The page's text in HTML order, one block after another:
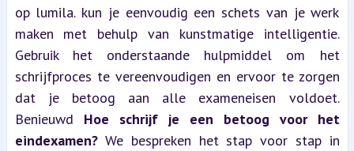
op lumila. kun je eenvoudig een schets van je werk
maken met behulp van kunstmatige intelligentie.
Gebruik het onderstaande hulpmiddel om het
schrijfproces te vereenvoudigen en ervoor te zorgen
dat je betoog aan alle exameneisen voldoet.
Benieuwd Hoe schrijf je een betoog voor het
eindexamen? We bespreken het stap voor stap in